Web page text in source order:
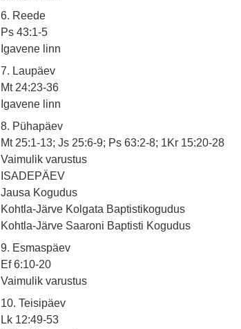
6. Reede
Ps 43:1-5
Igavene linn
7. Laupäev
Mt 24:23-36
Igavene linn
8. Pühapäev
Mt 25:1-13; Js 25:6-9; Ps 63:2-8; 1Kr 15:20-28
Vaimulik varustus
ISADEPÄEV
Jausa Kogudus
Kohtla-Järve Kolgata Baptistikogudus
Kohtla-Järve Saaroni Baptisti Kogudus
9. Esmaspäev
Ef 6:10-20
Vaimulik varustus
10. Teisipäev
Lk 12:49-53